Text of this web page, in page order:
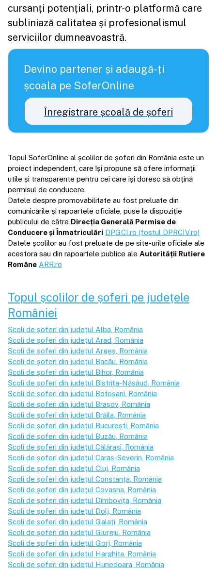
cursanți potențiali, printr-o platformă care
subliniază calitatea și profesionalismul
serviciilor dumneavoastră.
Devino partener și adaugă-ți
școala pe SoferOnline
Înregistrare școală de șoferi
Topul SoferOnline al școlilor de șoferi din România este un
proiect independent, care își propune să ofere informații
utile și transparente pentru cei care își doresc să obțină
permisul de conducere.
Datele despre promovabilitate au fost preluate din
comunicările și rapoartele oficiale, puse la dispoziție
publicului de către Direcția Generală Permise de
Conducere și Înmatriculări DPGCI.ro (fostul DPRCIV.ro)
Datele școlilor au fost preluate de pe site-urile oficiale ale
acestora sau din rapoartele publice ale Autorității Rutiere
Române ARR.ro
Topul școlilor de șoferi pe județele
României
Școli de șoferi din județul Alba , România
Școli de șoferi din județul Arad , România
Școli de șoferi din județul Argeș , România
Școli de șoferi din județul Bacău , România
Școli de șoferi din județul Bihor, România
Școli de șoferi din județul Bistrița-Năsăud , România
Școli de șoferi din județul Botoșani , România
Școli de șoferi din județul Brașov , România
Școli de șoferi din județul Brăila , România
Școli de șoferi din județul București , România
Școli de șoferi din județul Buzău , România
Școli de șoferi din județul Călărași , România
Școli de șoferi din județul Caraș-Severin , România
Școli de șoferi din județul Cluj , România
Școli de șoferi din județul Constanța , România
Școli de șoferi din județul Covasna , România
Școli de șoferi din județul Dîmbovița , România
Școli de șoferi din județul Dolj , România
Școli de șoferi din județul Galați , România
Școli de șoferi din județul Giurgiu , România
Școli de șoferi din județul Gorj , România
Școli de șoferi din județul Harghita , România
Școli de șoferi din județul Hunedoara , România